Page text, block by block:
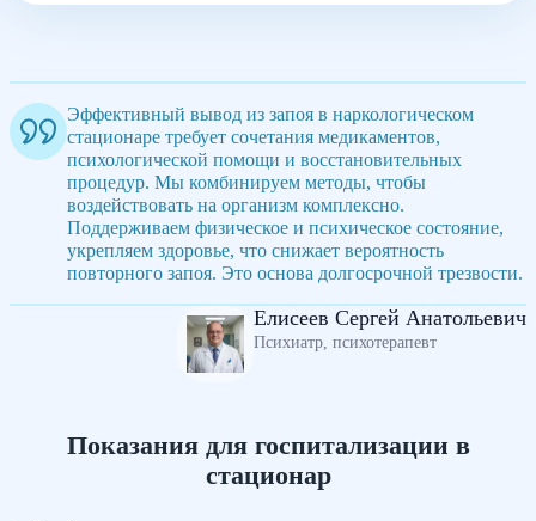
Эффективный вывод из запоя в наркологическом
стационаре требует сочетания медикаментов,
психологической помощи и восстановительных
процедур. Мы комбинируем методы, чтобы
воздействовать на организм комплексно.
Поддерживаем физическое и психическое состояние,
укрепляем здоровье, что снижает вероятность
повторного запоя. Это основа долгосрочной трезвости.
Елисеев Сергей Анатольевич
Психиатр, психотерапевт
Показания для госпитализации в
стационар